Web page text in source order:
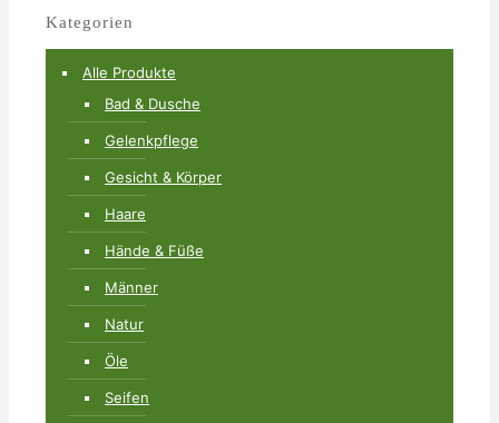
Kategorien
Alle Produkte
Bad & Dusche
Gelenkpflege
Gesicht & Körper
Haare
Hände & Füße
Männer
Natur
Öle
Seifen